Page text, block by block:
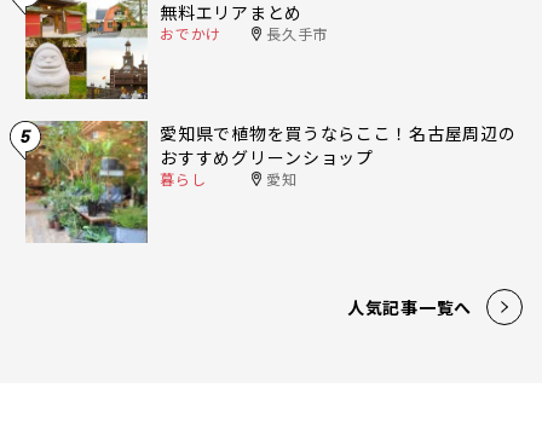
無料エリアまとめ
おでかけ 長久手市
5
愛知県で植物を買うならここ！名古屋周辺の
おすすめグリーンショップ
暮らし 愛知
人気記事一覧へ